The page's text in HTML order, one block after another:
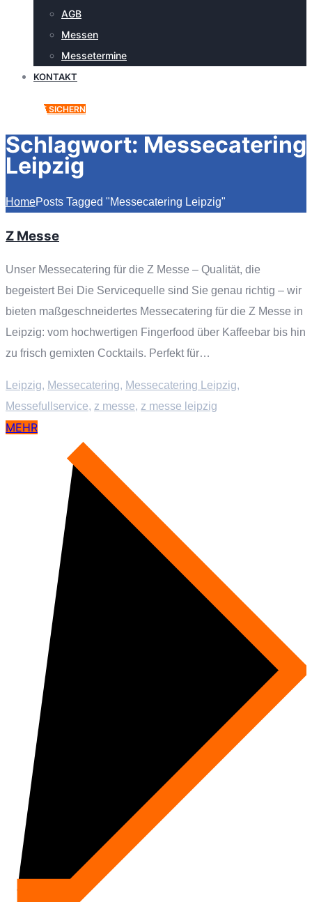
AGB
Messen
Messetermine
KONTAKT
ANGEBOT SICHERN
Schlagwort: Messecatering
Leipzig
HomePosts Tagged "Messecatering Leipzig"
Z Messe
Unser Messecatering für die Z Messe – Qualität, die
begeistert Bei Die Servicequelle sind Sie genau richtig – wir
bieten maßgeschneidertes Messecatering für die Z Messe in
Leipzig: vom hochwertigen Fingerfood über Kaffeebar bis hin
zu frisch gemixten Cocktails. Perfekt für…
Leipzig, Messecatering, Messecatering Leipzig,
Messefullservice, z messe, z messe leipzig
MEHR